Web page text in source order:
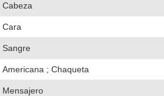
Cabeza
Cara
Sangre
Americana ; Chaqueta
Mensajero